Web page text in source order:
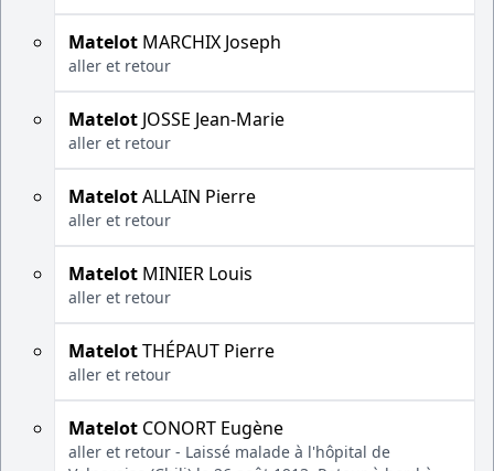
Matelot MARCHIX Joseph
aller et retour
Matelot JOSSE Jean-Marie
aller et retour
MatelotALLAIN Pierre
aller et retour
Matelot MINIER Louis
aller et retour
MatelotTHÉPAUT Pierre
aller et retour
Matelot CONORT Eugène
aller et retour - Laissé malade à l'hôpital de